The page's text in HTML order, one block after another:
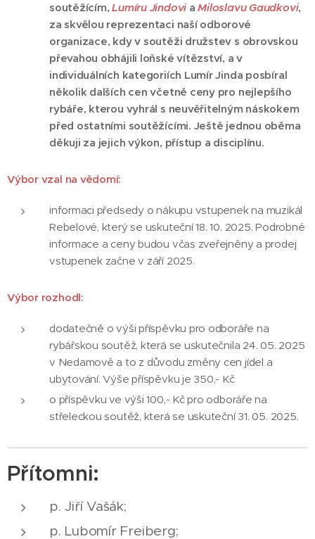
soutěžícím,Lumíru Jindovi aMiloslavu Gaudkovi,
za skvělou reprezentaci naší odborové
organizace, kdy v soutěži družstev s obrovskou
převahou obhájili loňské vítězství, a v
individuálních kategoriích Lumír Jinda posbíral
několik dalších cen včetně ceny pro nejlepšího
rybáře, kterou vyhrál s neuvěřitelným náskokem
před ostatními soutěžícími. Ještě jednou oběma
děkuji za jejich výkon, přístup a disciplínu.
Výbor vzal na vědomí:
informaci předsedy o nákupu vstupenek na muzikál
Rebelové, který se uskuteční 18. 10. 2025. Podrobné
informace a ceny budou včas zveřejněny a prodej
vstupenek začne v září 2025.
Výbor rozhodl:
dodatečně o výši příspěvku pro odboráře na
rybářskou soutěž, která se uskutečnila 24. 05. 2025
v Nedamově a to z důvodu změny cen jídel a
ubytování. Výše příspěvku je 350,- Kč
o příspěvku ve výši 100,- Kč pro odboráře na
střeleckou soutěž, která se uskuteční 31. 05. 2025.
Přítomni:
p. Jiří Vašák;
p. Lubomír Freiberg;